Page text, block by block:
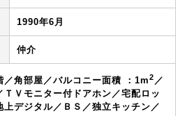
1990年6月
仲介
角部屋／バルコニー面積 ：1m2 ／
Ｖモニター付ドアホン／宅配ロッ
デジタル／ＢＳ／独立キッチン／